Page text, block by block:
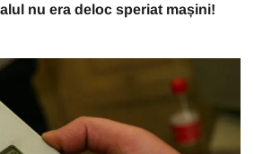
nu era deloc speriat mașini!